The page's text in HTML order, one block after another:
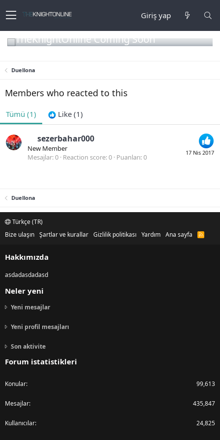
Giriş yap
TheKnightOnline Coming Soon
Duellona
Members who reacted to this
Tümü (1) Like (1)
17 Nis 2017
sezerbahar000
New Member
Mesajlar 0 Reaction score 0 Puanları 0
Duellona
Türkçe (TR)
Bize ulaşın Şartlar ve kurallar Gizlilik politikası Yardım Ana sayfa
R
Hakkımızda
asdadasdadasd
Neler yeni
Yeni mesajlar
Yeni profil mesajları
Son aktivite
Forum istatistikleri
Konular 99,613
Mesajlar 435,847
Kullanıcılar 24,825